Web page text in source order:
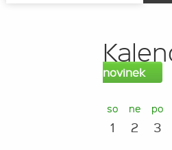
novinek
so
1
ne
2
po
3